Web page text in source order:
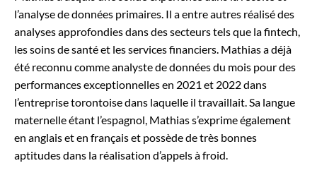
l’analyse de données primaires. Il a entre autres réalisé des
analyses approfondies dans des secteurs tels que la fintech,
les soins de santé et les services financiers. Mathias a déjà
été reconnu comme analyste de données du mois pour des
performances exceptionnelles en 2021 et 2022 dans
l’entreprise torontoise dans laquelle il travaillait. Sa langue
maternelle étant l’espagnol, Mathias s’exprime également
en anglais et en français et possède de très bonnes
aptitudes dans la réalisation d’appels à froid.